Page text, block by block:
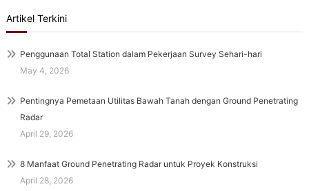
Artikel Terkini
Penggunaan Total Station dalam Pekerjaan Survey Sehari-hari
May 4, 2026
Pentingnya Pemetaan Utilitas Bawah Tanah dengan Ground Penetrating
Radar
April 29, 2026
8 Manfaat Ground Penetrating Radar untuk Proyek Konstruksi
April 28, 2026